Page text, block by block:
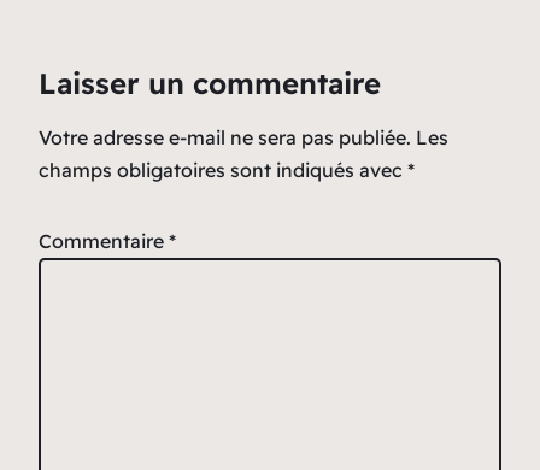
Laisser un commentaire
Votre adresse e-mail ne sera pas publiée. Les
champs obligatoires sont indiqués avec *
Commentaire *